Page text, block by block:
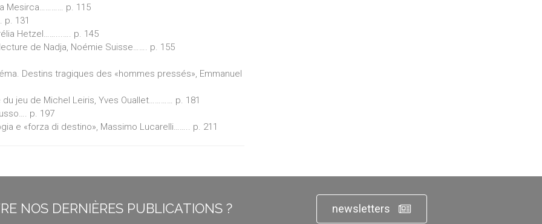
Mesirca………… p. 115
p. 131
Hetzel……...…. p. 145
de Nadja, Noémie Suisse……. p. 155
Destins tragiques des «hommes pressés», Emmanuel
jeu de Michel Leiris, Yves Ouallet………… p. 181
p. 197
e «forza di destino», Massimo Lucarelli…….. p. 211
NOS DERNIÈRES PUBLICATIONS ? newsletters